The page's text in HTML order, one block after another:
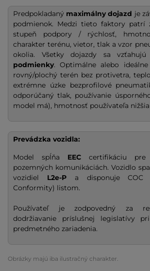
Predpokladaný maximálny dojazd je
podmienok. Medzi tieto faktory patrí
stupeň podpory / rýchlosť,
charakter terénu, vietor, tlak a vzor
okolia. Všetky dojazdy sa
podmienky. Optimálne alebo
rovný/plochý terén bez protivetra,
extrémne úzke bezprofilové
odporúčaný tlak, používanie
model má), hmotnosť používateľa
Prevádzka vozidla:
Model spĺňa EEC certifikáciu pre
pozemných komunikáciách. Vozidlo
vozidiel L2e-Pa disponuje COC
Conformity) listom.
Používateľ je zodpovedný za
dodržiavanie príslušnej legislatívy
predmetného zariadenia.
Obrázky majú iba ilustračný charakter.